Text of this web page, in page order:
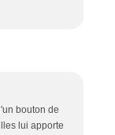
bouton de
lui apporte